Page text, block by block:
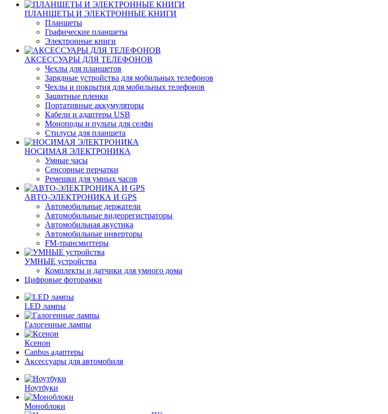
ПЛАНШЕТЫ И ЭЛЕКТРОННЫЕ КНИГИ
Планшеты
Графические планшеты
Электронные книги
АКСЕССУАРЫ ДЛЯ ТЕЛЕФОНОВ
Чехлы для планшетов
Зарядные устройства для мобильных телефонов
Чехлы и покрытия для мобильных телефонов
Защитные пленки
Портативные аккумуляторы
Кабели и адаптеры USB
Моноподы и пульты для селфи
Стилусы для планшета
НОСИМАЯ ЭЛЕКТРОНИКА
Умные часы
Сенсорные перчатки
Ремешки для умных часов
АВТО-ЭЛЕКТРОНИКА И GPS
Автомобильные держатели
Автомобильные видеорегистраторы
Автомобильная акустика
Автомобильные инверторы
FM-трансмиттеры
УМНЫЕ устройства
Комплекты и датчики для умного дома
Цифровые фоторамки
LED лампы
Галогенные лампы
Ксенон
Canbus адаптеры
Аксессуары для автомобиля
Ноутбуки
Моноблоки